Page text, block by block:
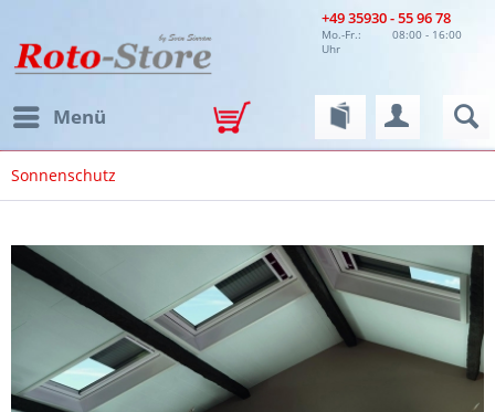
+49 35930 - 55 96 78
Mo.-Fr.:
08:00 - 16:00
Uhr
Menü
Sonnenschutz